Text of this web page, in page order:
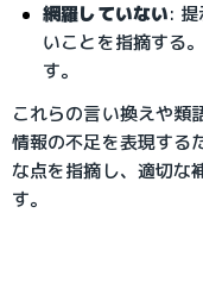
網羅していない:
いことを指摘する
す。
これらの言い換えや類
情報の不足を表現する
な点を指摘し、適切な
す。